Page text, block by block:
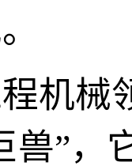
机械
兽”，